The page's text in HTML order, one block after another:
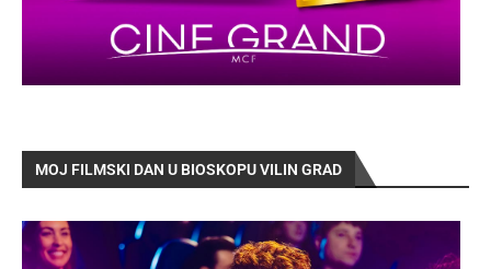
MOJ FILMSKI DAN U BIOSKOPU VILIN GRAD